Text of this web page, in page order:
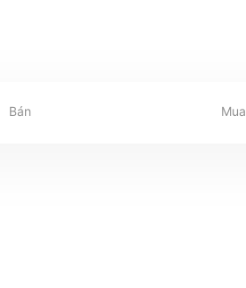
Bán Mua